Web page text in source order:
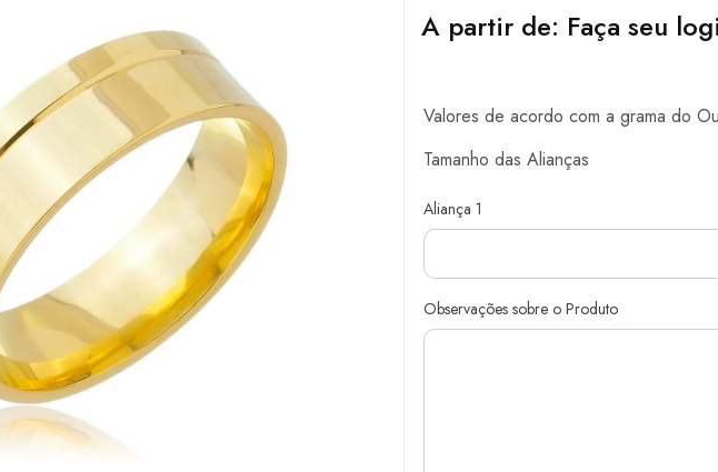
A partir de: Faça seu
Valores de acordo com a grama do
Tamanho das Alianças
Aliança 1
Observações sobre o Produto